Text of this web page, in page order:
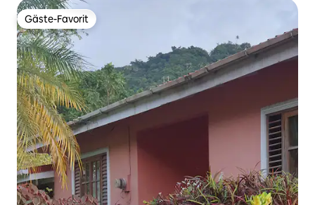
Gäste-Favorit
Gäste-Favorit